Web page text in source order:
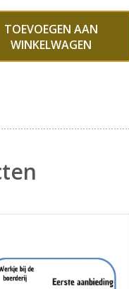
TOEVOEGEN AAN
WINKELWAGEN